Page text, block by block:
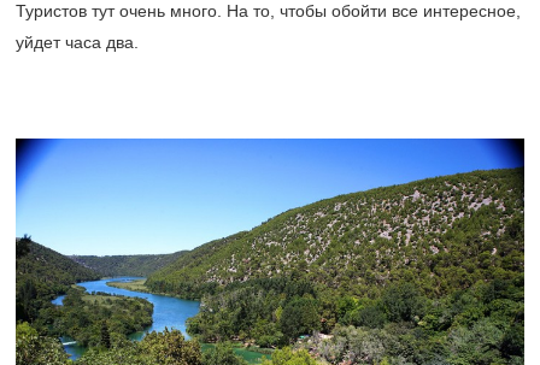
Туристов тут очень много. На то, чтобы обойти все интересное,
уйдет часа два.